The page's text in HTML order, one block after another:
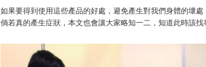
如果要得到使用這些產品的好處，避免產生對我們身體的壞
倘若真的產生症狀，本文也會讓大家略知一二，知道此時該找